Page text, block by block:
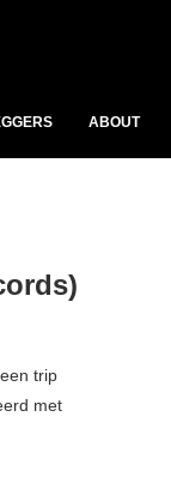
ABOUT
trip
met